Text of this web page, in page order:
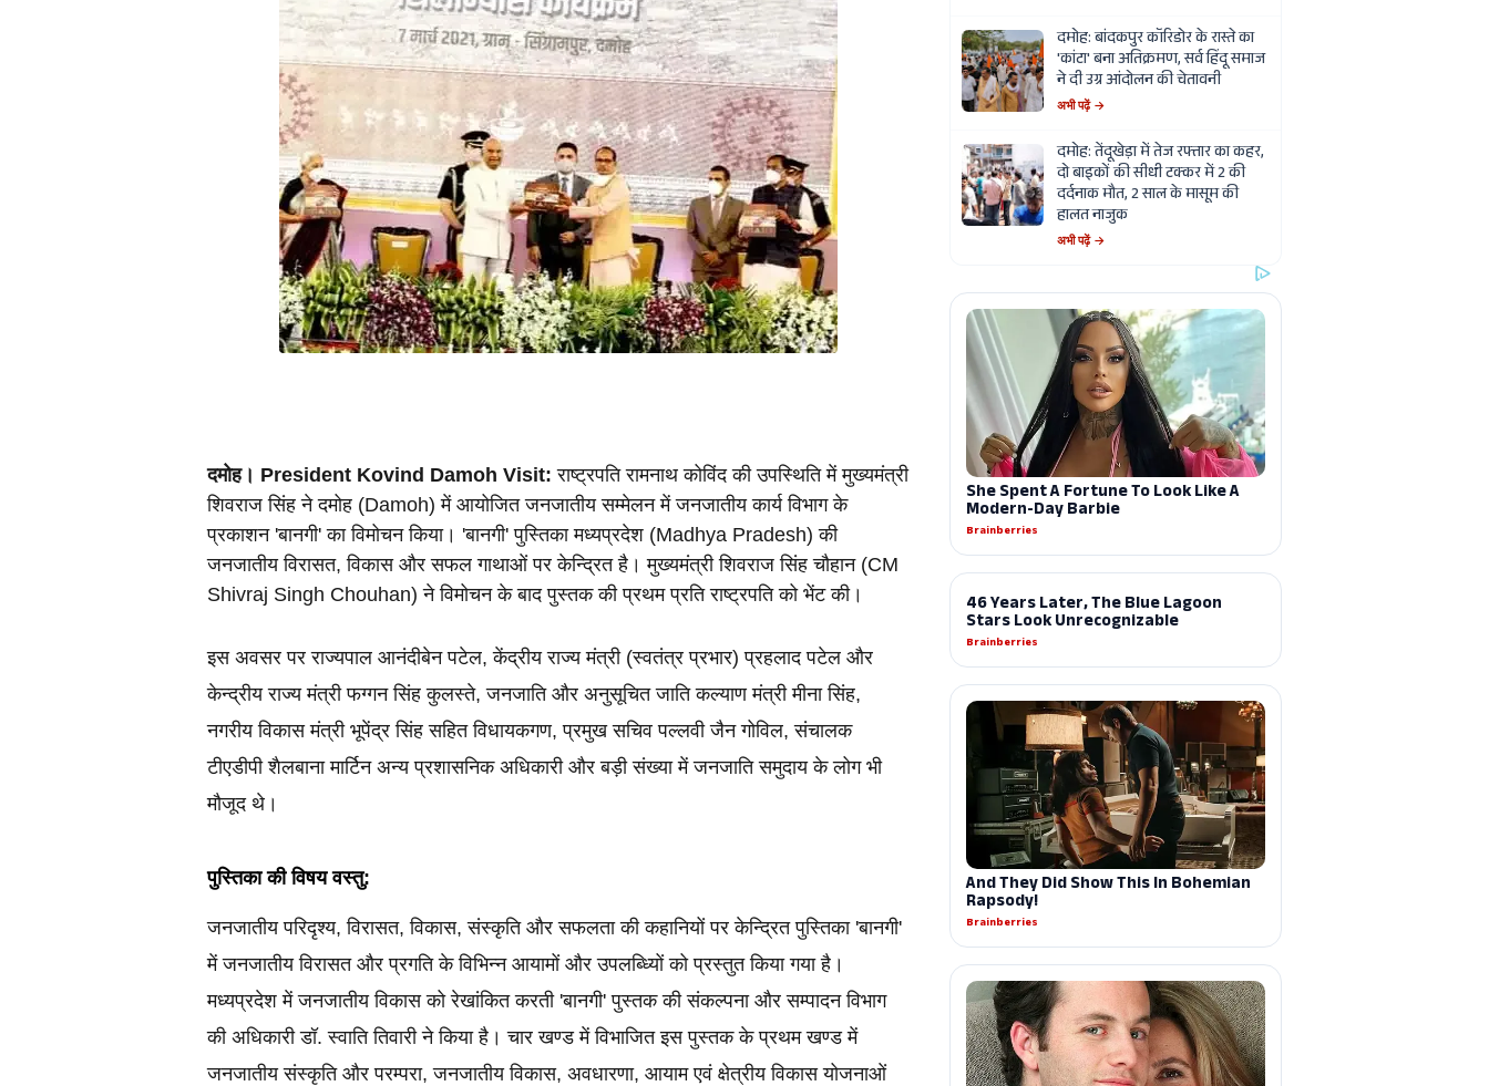
दमोह। President Kovind Damoh Visit: राष्ट्रपति रामनाथ कोविंद की उपस्थिति में मुख्यमंत्री
शिवराज सिंह ने दमोह (Damoh) में आयोजित जनजातीय सम्मेलन में जनजातीय कार्य विभाग के
प्रकाशन 'बानगी' का विमोचन किया। 'बानगी' पुस्तिका मध्यप्रदेश (Madhya Pradesh) की
जनजातीय विरासत, विकास और सफल गाथाओं पर केन्द्रित है। मुख्यमंत्री शिवराज सिंह चौहान (CM
Shivraj Singh Chouhan) ने विमोचन के बाद पुस्तक की प्रथम प्रति राष्ट्रपति को भेंट की।
इस अवसर पर राज्यपाल आनंदीबेन पटेल, केंद्रीय राज्य मंत्री (स्वतंत्र प्रभार) प्रहलाद पटेल और
केन्द्रीय राज्य मंत्री फग्गन सिंह कुलस्ते, जनजाति और अनुसूचित जाति कल्याण मंत्री मीना सिंह,
नगरीय विकास मंत्री भूपेंद्र सिंह सहित विधायकगण, प्रमुख सचिव पल्लवी जैन गोविल, संचालक
टीएडीपी शैलबाना मार्टिन अन्य प्रशासनिक अधिकारी और बड़ी संख्या में जनजाति समुदाय के लोग भी
मौजूद थे।
पुस्तिका की विषय वस्तु:
जनजातीय परिदृश्य, विरासत, विकास, संस्कृति और सफलता की कहानियों पर केन्द्रित पुस्तिका 'बानगी'
में जनजातीय विरासत और प्रगति के विभिन्न आयामों और उपलब्ध्यिों को प्रस्तुत किया गया है।
मध्यप्रदेश में जनजातीय विकास को रेखांकित करती 'बानगी' पुस्तक की संकल्पना और सम्पादन विभाग
की अधिकारी डॉ. स्वाति तिवारी ने किया है। चार खण्ड में विभाजित इस पुस्तक के प्रथम खण्ड में
जनजातीय संस्कृति और परम्परा, जनजातीय विकास, अवधारणा, आयाम एवं क्षेत्रीय विकास योजनाओं
दमोह: बांदकपुर कॉरिडोर के रास्ते का
'कांटा' बना अतिक्रमण, सर्व हिंदू समाज
ने दी उग्र आंदोलन की चेतावनी
अभी पढ़ें →
दमोह: तेंदूखेड़ा में तेज रफ्तार का कहर,
दो बाइकों की सीधी टक्कर में 2 की
दर्दनाक मौत, 2 साल के मासूम की
हालत नाजुक
अभी पढ़ें →